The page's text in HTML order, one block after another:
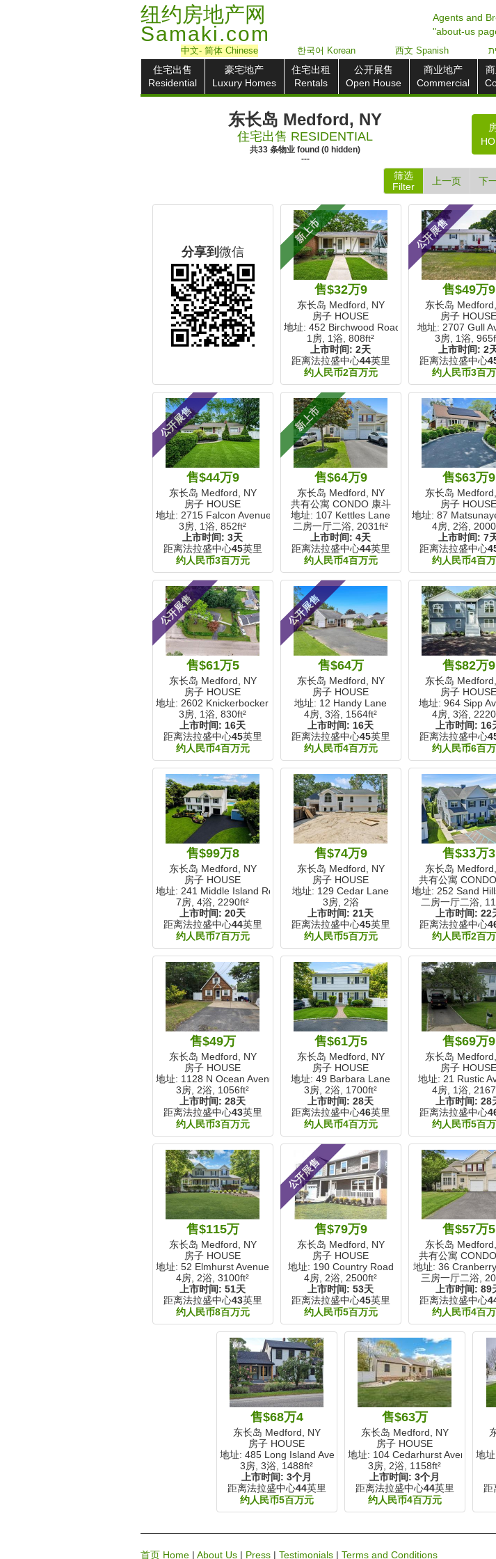
纽约房地产网
Samaki.com
Agents and
"about-us
中文- 简体Chinese 한국어 Korean 西文 Spanish
住宅出售
Residential
豪宅地产
Luxury Homes
住宅出租
Rentals
公开展售
Open House
商业地产
Commercial
东长岛 Medford, NY
住宅出售 RESIDENTIAL
共33 条物业 found (0 hidden)
---
筛选
Filter
上一页 下
分享到 微信
新上市
售$32万9
东长岛 Medford, NY
房子 HOUSE
地址: 452 Birchwood Road
1房, 1浴,808ft²
上市时间:2天
距离法拉盛中心44英里
约人民币2百万元
公开展售
售$49万9
东长岛
房子 HOUSE
地址: 2707 Gull
3房, 1浴,
上市时间:2
距离法拉盛中心
约人民币3百
公开展售
售$44万9
东长岛 Medford, NY
房子 HOUSE
地址: 2715 Falcon Avenue
3房, 1浴,852ft²
上市时间:3天
距离法拉盛中心45英里
约人民币3百万元
新上市
售$64万9
东长岛 Medford, NY
共有公寓 CONDO 康斗
地址: 107 Kettles Lane
二房一厅二浴, 2031ft²
上市时间:4天
距离法拉盛中心44英里
约人民币4百万元
售$63万9
东长岛
房子 HOUSE
地址: 87
4房, 2浴,
上市时间:7
距离法拉盛中心
约人民币4百
公开展售
售$61万5
东长岛 Medford, NY
房子 HOUSE
地址: 2602 Knickerbocker Avenue
3房, 1浴,830ft²
上市时间: 16天
距离法拉盛中心45英里
约人民币4百万元
公开展售
售$64万
东长岛 Medford, NY
房子 HOUSE
地址: 12 Handy Lane
4房, 3浴, 1564ft²
上市时间: 16天
距离法拉盛中心45英里
约人民币4百万元
售$82万9
东长岛
房子 HOUSE
地址: 964 Sipp
4房, 3浴,
上市时间: 16
距离法拉盛中心
约人民币6百
售$99万8
东长岛 Medford, NY
房子 HOUSE
地址: 241 Middle Island Road
7房, 4浴, 2290ft²
上市时间:20天
距离法拉盛中心44英里
约人民币7百万元
售$74万9
东长岛 Medford, NY
房子 HOUSE
地址: 129 Cedar Lane
3房, 2浴
上市时间:21天
距离法拉盛中心45英里
约人民币5百万元
售$33万3
东长岛
共有公寓
地址: 252 Sand
二房一厅二浴,
上市时间:22
距离法拉盛中心
约人民币2百
售$49万
东长岛 Medford, NY
房子 HOUSE
地址: 1128 N Ocean Avenue
3房, 2浴, 1056ft²
上市时间:28天
距离法拉盛中心43英里
约人民币3百万元
售$61万5
东长岛 Medford, NY
房子 HOUSE
地址: 49 Barbara Lane
3房, 2浴, 1700ft²
上市时间:28天
距离法拉盛中心46英里
约人民币4百万元
售$69万9
东长岛
房子 HOUSE
地址: 21 Rustic
4房, 1浴,
上市时间:28
距离法拉盛中心
约人民币5百
售$115万
东长岛 Medford, NY
房子 HOUSE
地址: 52 Elmhurst Avenue
4房, 2浴,3100ft²
上市时间:51天
距离法拉盛中心43英里
约人民币8百万元
公开展售
售$79万9
东长岛 Medford, NY
房子 HOUSE
地址: 190 Country Road
4房, 2浴, 2500ft²
上市时间:53天
距离法拉盛中心45英里
约人民币5百万元
售$57万5
东长岛
共有公寓
地址: 36
三房一厅二浴,
上市时间:89
距离法拉盛中心
约人民币4百
售$68万4
东长岛 Medford, NY
房子 HOUSE
地址: 485 Long Island Avenue
3房, 3浴, 1488ft²
上市时间:3个月
距离法拉盛中心44英里
约人民币5百万元
售$63万
东长岛 Medford, NY
房子 HOUSE
地址: 104 Cedarhurst Avenue
3房, 2浴, 1158ft²
上市时间:3个月
距离法拉盛中心44英里
约人民币4百万元
地
距
首页 Home | About Us | Press | Testimonials | Terms and Conditions